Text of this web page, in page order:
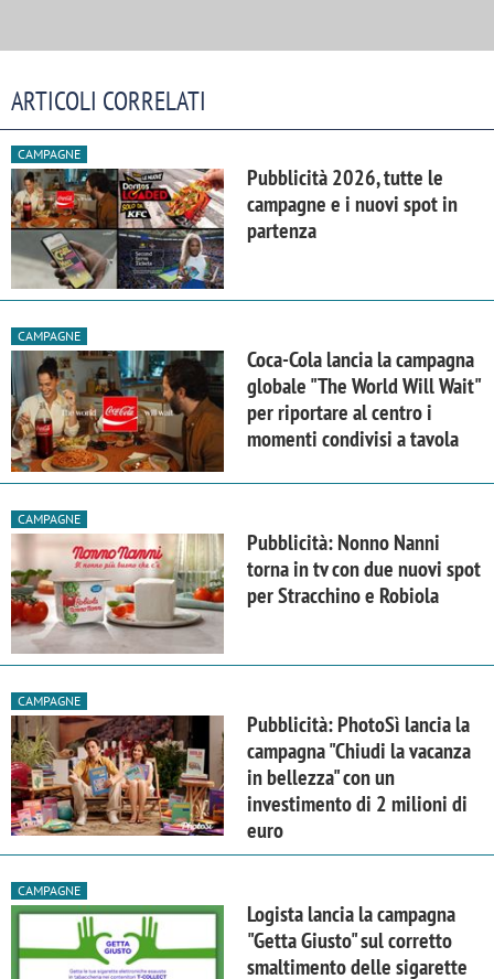
ARTICOLI CORRELATI
CAMPAGNE
Pubblicità 2026, tutte le
campagne e i nuovi spot in
partenza
CAMPAGNE
Coca-Cola lancia la campagna
globale "The World Will Wait"
per riportare al centro i
momenti condivisi a tavola
CAMPAGNE
Pubblicità: Nonno Nanni
torna in tv con due nuovi spot
per Stracchino e Robiola
CAMPAGNE
Pubblicità: PhotoSì lancia la
campagna "Chiudi la vacanza
in bellezza" con un
investimento di 2 milioni di
euro
CAMPAGNE
Logista lancia la campagna
"Getta Giusto" sul corretto
smaltimento delle sigarette